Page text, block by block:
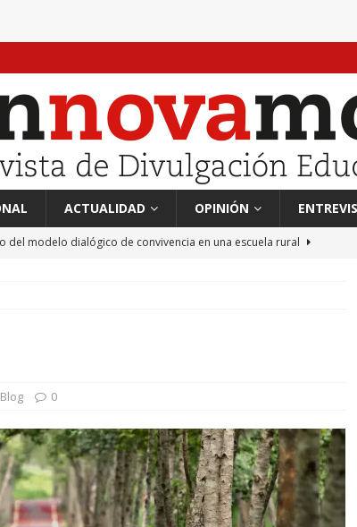
ACTUALIDAD OPINIÓN
del modelo dialógico de convivencia en una escuela rural
en tierra, vendimiador en mar” Tributo a Rafael Alberti del
Llanos
Castillo
EVIDENCIAS
Blog 0